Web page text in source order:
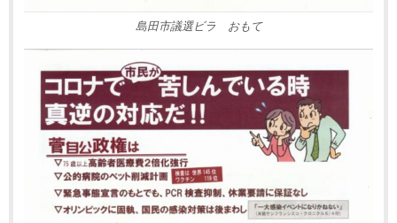
島田市議選ビラ おもて